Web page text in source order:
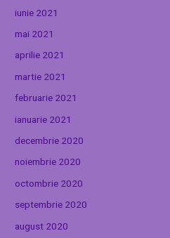
iunie 2021
mai 2021
aprilie 2021
martie 2021
februarie 2021
ianuarie 2021
decembrie 2020
noiembrie 2020
octombrie 2020
septembrie 2020
august 2020